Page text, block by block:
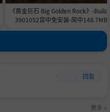
《黄金巨石 Big Golden Rock》-Build
3901052官中免安装-简中148.7MB
回复
更多 »